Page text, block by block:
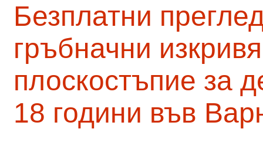
Безплатни
гръбначни
плоскостъпие за
18 години във